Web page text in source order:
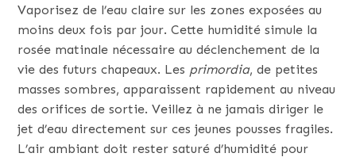
Vaporisez de l’eau claire sur les zones exposées au
moins deux fois par jour. Cette humidité simule la
rosée matinale nécessaire au déclenchement de la
vie des futurs chapeaux. Les primordia, de petites
masses sombres, apparaissent rapidement au niveau
des orifices de sortie. Veillez à ne jamais diriger le
jet d’eau directement sur ces jeunes pousses fragiles.
L’air ambiant doit rester saturé d’humidité pour